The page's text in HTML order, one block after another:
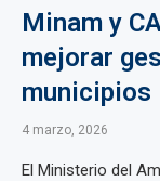
Minam y
mejorar
municipios
4 marzo, 2026
El Ministerio del